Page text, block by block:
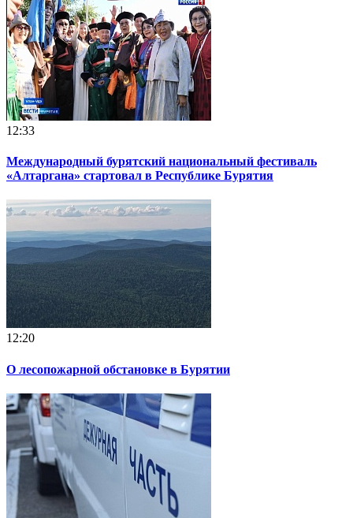
12:33
Международный бурятский национальный фестиваль
«Алтаргана» стартовал в Республике Бурятия
12:20
О лесопожарной обстановке в Бурятии